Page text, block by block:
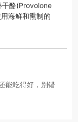
酪(Provolone
海鲜和熏制的
能吃得好，别错